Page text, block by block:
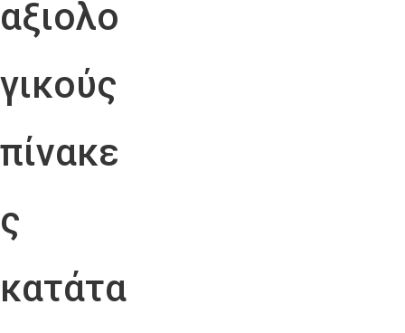
αξιολο
γικούς
πίνακε
ς
κατάτα